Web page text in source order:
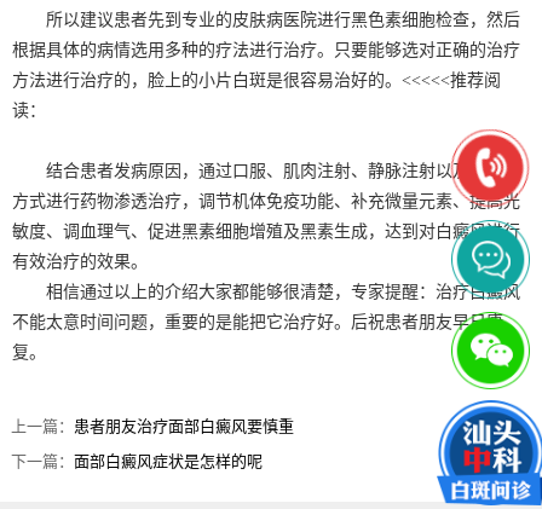
所以建议患者先到专业的皮肤病医院进行黑色素细胞检查，然后
根据具体的病情选用多种的疗法进行治疗。只要能够选对正确的治疗
方法进行治疗的，脸上的小片白斑是很容易治好的。<<<<<推荐阅
读：
结合患者发病原因，通过口服、肌肉注射、静脉注射以及外用等
方式进行药物渗透治疗，调节机体免疫功能、补充微量元素、提高光
敏度、调血理气、促进黑素细胞增殖及黑素生成，达到对白癜风进行
有效治疗的效果。
相信通过以上的介绍大家都能够很清楚，专家提醒：治疗白癜风
不能太意时间问题，重要的是能把它治疗好。后祝患者朋友早日康
复。
上一篇： 患者朋友治疗面部白癜风要慎重
下一篇：面部白癜风症状是怎样的呢